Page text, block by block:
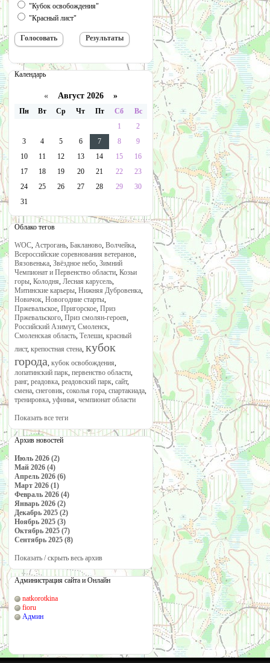
"Кубок освобождения"
"Красный лист"
Календарь
« Август 2026 »
Пн Вт Ср Чт Пт Сб
Вс
1
2
3
4 5 6 7 8
9
10
11 12 13 14 15
16
17
18 19 20 21 22
23
24
25 26 27 28 29
30
31
Облако тегов
WOC, Астрогань, Бакланово, Волчейка,
Всероссийские соревнования ветеранов,
Вязовенька, Звёздное небо, Зимний
Чемпионат и Первенство области, Козьи
горы, Колодня, Лесная карусель,
Митинские карьеры, Нижняя Дубровенка,
Новичок, Новогодние старты,
Пржевальское, Пригорское, Приз
Пржевальского, Приз смолян-героев,
Российский Азимут, Смоленск,
Смоленская область, Телеши, красный
лист, крепостная стена, кубок
города, кубок освобождения,
лопатинский парк, первенство области,
ранг, реадовка, реадовский парк, сайт,
смена, снеговик, соколья гора, спартакиада,
тренировка, уфинья, чемпионат области
Показать все теги
Архив новостей
Июль 2026 (2)
Май 2026 (4)
Апрель 2026 (6)
Март 2026 (1)
Февраль 2026 (4)
Январь 2026 (2)
Декабрь 2025 (2)
Ноябрь 2025 (3)
Октябрь 2025 (7)
Сентябрь 2025 (8)
Показать / скрыть весь архив
Администрация сайта и Онлайн
natkorotkina
fioru
Админ